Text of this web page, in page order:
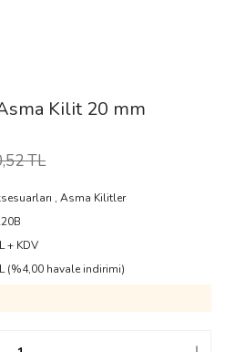
Kilit 20 mm
TL
,Asma Kilitler
+ KDV
(%4,00 havale indirimi)